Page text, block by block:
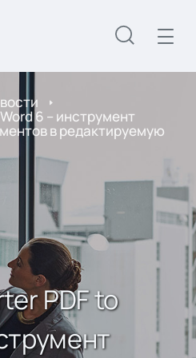
6 – инструмент
в редактируемую
PDF to